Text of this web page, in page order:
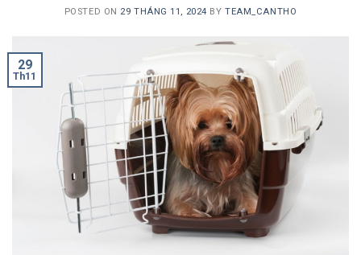
POSTED ON 29 THÁNG 11, 2024 BYTEAM_CANTHO
29
Th11